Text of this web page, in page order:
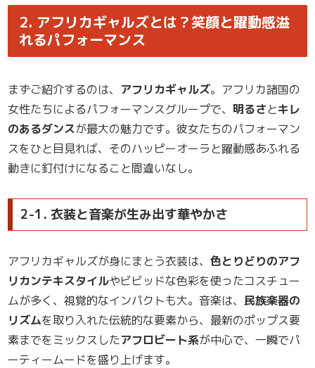
2. アフリカギャルズとは？笑顔と躍動感溢
れるパフォーマンス
まずご紹介するのは、 アフリカギャルズ。アフリカ諸国の
女性たちによるパフォーマンスグループで、 明るさとキレ
のあるダンスが最大の魅力です。彼女たちのパフォーマン
スをひと目見れば、そのハッピーオーラと躍動感あふれる
動きに釘付けになること間違いなし。
2-1. 衣装と音楽が生み出す華やかさ
アフリカギャルズが身にまとう衣装は、 色とりどりのアフ
リカンテキスタイルやビビッドな色彩を使ったコスチュー
ムが多く、視覚的なインパクトも大。音楽は、 民族楽器の
リズムを取り入れた伝統的な要素から、最新のポップス要
素までをミックスしたアフロビート系が中心で、一瞬でパ
ーティームードを盛り上げます。